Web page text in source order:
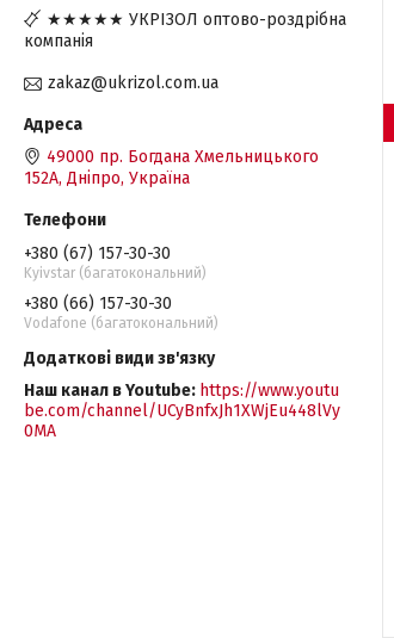
★★★★★ УКРІЗОЛ оптово-роздрібна
компанія
zakaz@ukrizol.com.ua
49000 пр. Богдана Хмельницького
152А, Дніпро, Україна
+380 (67) 157-30-30
Kyivstar (багатокональний)
+380 (66) 157-30-30
Vodafone (багатокональний)
Наш канал в Youtube https://www.youtu
be.com/channel/UCyBnfxJh1XWjEu448lVy
0MA